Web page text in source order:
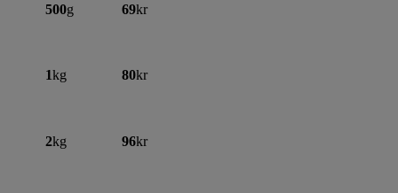
500g 69kr
1kg 80kr
2kg 96kr